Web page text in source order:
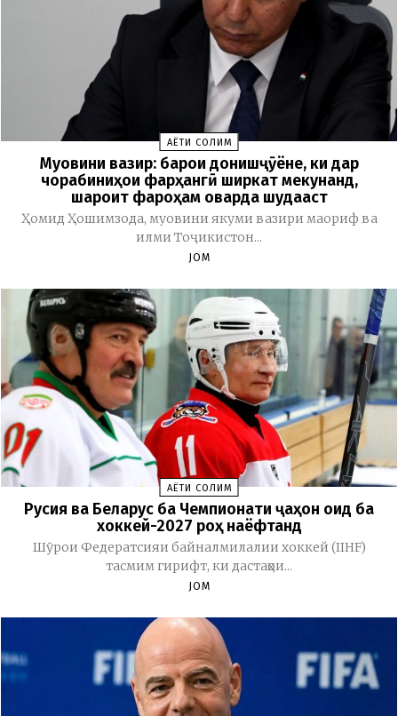
ҲАЁТИ СОЛИМ
Муовини вазир: барои донишҷӯёне, ки дар
чорабиниҳои фарҳангӣ ширкат мекунанд,
шароит фароҳам оварда шудааст
Ҳомид Ҳошимзода, муовини якуми вазири маориф ва
илми Тоҷикистон...
JOM
ҲАЁТИ СОЛИМ
Русия ва Беларус ба Чемпионати ҷаҳон оид ба
хоккей-2027 роҳ наёфтанд
Шӯрои Федератсияи байналмилалии хоккей (IIHF)
тасмим гирифт, ки дастаҳои...
JOM